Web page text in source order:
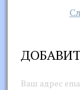
Ваш адрес